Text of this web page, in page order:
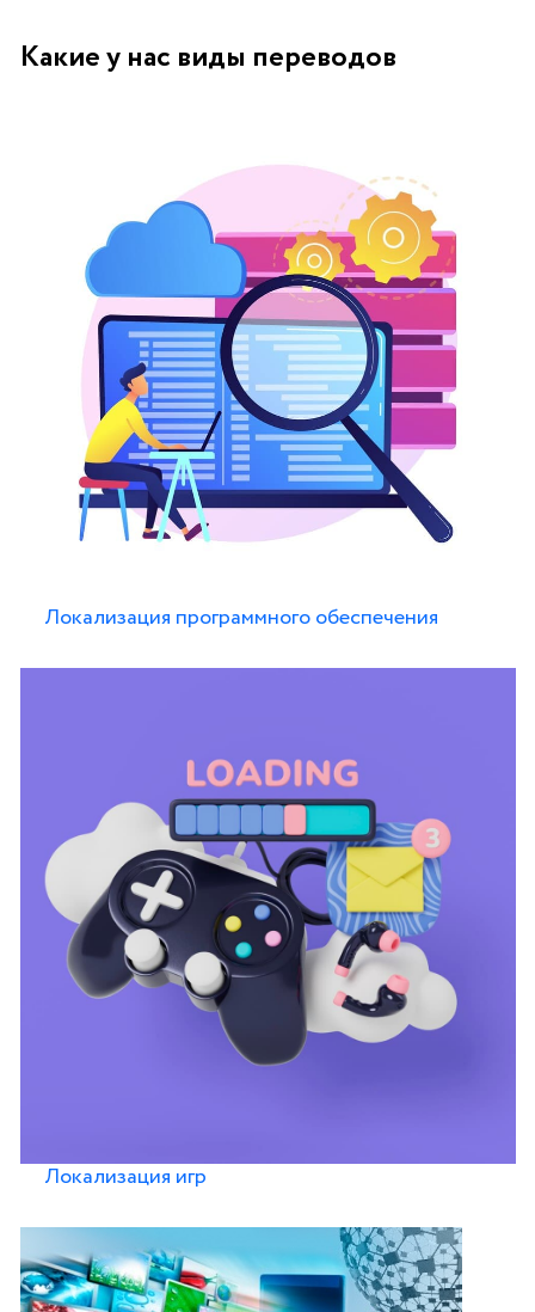
Какие у нас виды переводов
Локализация программного обеспечения
Локализация игр